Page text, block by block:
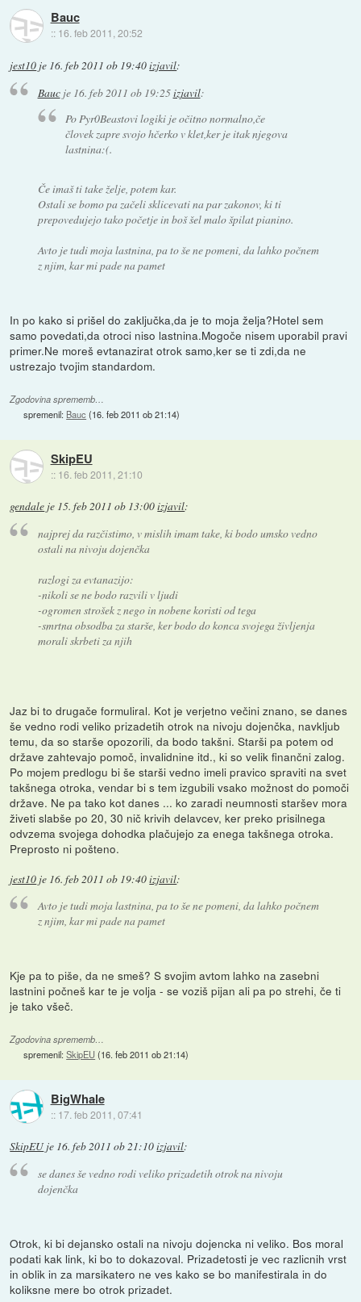
Bauc
:: 16. feb 2011, 20:52
jest10 je 16. feb 2011 ob 19:40izjavil:
Baucje 16. feb 2011 ob 19:25izjavil:
Po Pyr0Beastovi logiki je očitno normalno,če
človek zapre svojo hčerko v klet,ker je itak njegova
lastnina:(.
Če imaš ti take želje, potem kar.
Ostali se bomo pa začeli sklicevati na par zakonov, ki ti
prepovedujejo tako početje in boš šel malo špilat pianino.
Avto je tudi moja lastnina, pa to še ne pomeni, da lahko počnem
z njim, kar mi pade na pamet
In po kako si prišel do zaključka,da je to moja želja?Hotel sem
samo povedati,da otroci niso lastnina.Mogoče nisem uporabil pravi
primer.Ne moreš evtanazirat otrok samo,ker se ti zdi,da ne
ustrezajo tvojim standardom.
Zgodovina sprememb…
spremenil: Bauc (16. feb 2011 ob 21:14)
SkipEU
:: 16. feb 2011, 21:10
gendale je 15. feb 2011 ob 13:00izjavil:
najprej da razčistimo, v mislih imam take, ki bodo umsko vedno
ostali na nivoju dojenčka
razlogi za evtanazijo:
-nikoli se ne bodo razvili v ljudi
-ogromen strošek z nego in nobene koristi od tega
-smrtna obsodba za starše, ker bodo do konca svojega življenja
morali skrbeti za njih
Jaz bi to drugače formuliral. Kot je verjetno večini znano, se danes
še vedno rodi veliko prizadetih otrok na nivoju dojenčka, navkljub
temu, da so starše opozorili, da bodo takšni. Starši pa potem od
države zahtevajo pomoč, invalidnine itd., ki so velik finančni zalog.
Po mojem predlogu bi še starši vedno imeli pravico spraviti na svet
takšnega otroka, vendar bi s tem izgubili vsako možnost do pomoči
države. Ne pa tako kot danes ... ko zaradi neumnosti staršev mora
živeti slabše po 20, 30 nič krivih delavcev, ker preko prisilnega
odvzema svojega dohodka plačujejo za enega takšnega otroka.
Preprosto ni pošteno.
jest10 je 16. feb 2011 ob 19:40izjavil:
Avto je tudi moja lastnina, pa to še ne pomeni, da lahko počnem
z njim, kar mi pade na pamet
Kje pa to piše, da ne smeš? S svojim avtom lahko na zasebni
lastnini počneš kar te je volja - se voziš pijan ali pa po strehi, če ti
je tako všeč.
Zgodovina sprememb…
spremenil:SkipEU (16. feb 2011 ob 21:14)
BigWhale
:: 17. feb 2011, 07:41
SkipEU je 16. feb 2011 ob 21:10izjavil:
se danes še vedno rodi veliko prizadetih otrok na nivoju
dojenčka
Otrok, ki bi dejansko ostali na nivoju dojencka ni veliko. Bos moral
podati kak link, ki bo to dokazoval. Prizadetosti je vec razlicnih vrst
in oblik in za marsikatero ne ves kako se bo manifestirala in do
koliksne mere bo otrok prizadet.